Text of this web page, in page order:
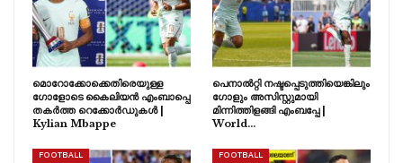
മൊറോക്കോക്കെതിരെയുള്ള
ഗോളോടെ കൈലിയൻ എംബാപ്പെ
തകർത്ത റെക്കോർഡുകൾ |
Kylian Mbappe
പെനാൽറ്റി നഷ്ടപ്പെടുത്തിയെങ്കിലും
ഗോളും അസിസ്റ്റുമായി
മിന്നിത്തിളങ്ങി എംബപ്പേ |
World…
FOOTBALL FOOTBALL